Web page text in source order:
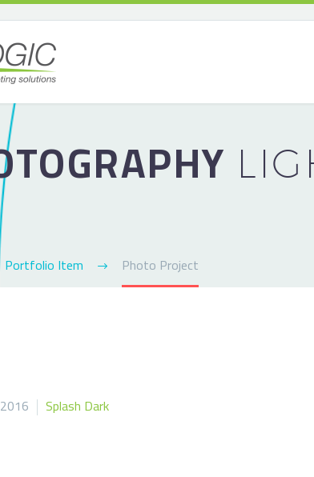
Portfolio Item Photo Project
Splash Dark